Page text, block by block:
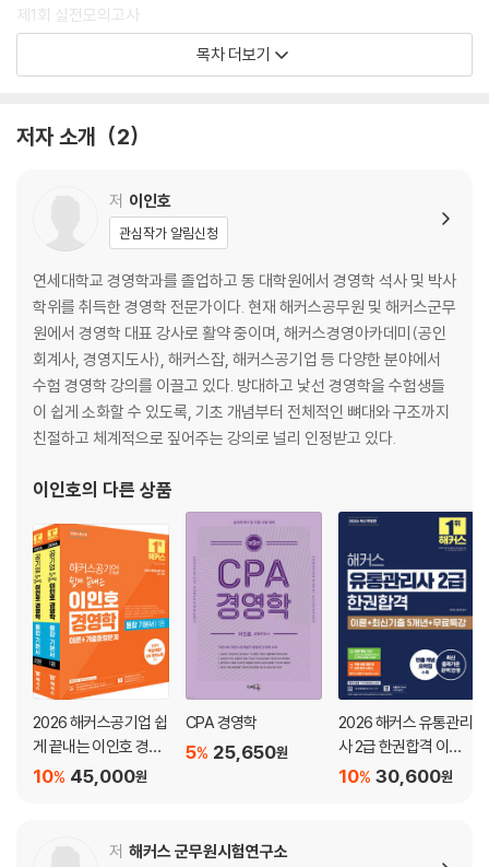
제1회 실전모의고사
제2회 실전모의고사
OMR 답안지(5회분)
입실 5분 전! 점수 끌어올리는 국어 핵심포인트
입실 5분 전! 점수 끌어올리는 행정법 핵심지문
입실 5분 전! 점수 끌어올리는 경영학 핵심지문
목차 더보기
저자 소개 2
저 이인호
관심작가 알림신청
연세대학교 경영학과를 졸업하고 동 대학원에서 경영학 석사 및 박사
학위를 취득한 경영학 전문가이다. 현재 해커스공무원 및 해커스군무
원에서 경영학 대표 강사로 활약 중이며, 해커스경영아카데미(공인
회계사, 경영지도사), 해커스잡, 해커스공기업 등 다양한 분야에서
수험 경영학 강의를 이끌고 있다. 방대하고 낯선 경영학을 수험생들
이 쉽게 소화할 수 있도록, 기초 개념부터 전체적인 뼈대와 구조까지
친절하고 체계적으로 짚어주는 강의로 널리 인정받고 있다.
이인호의 다른 상품
2026 해커스공기업 쉽
게 끝내는 이인호 경영
학 통합 기본서
45,000원
10%
CPA 경영학
25,650원
5%
2026 해커스 유통관리
사 2급 한권합격 이론
+최신기출+무료특강
30,600원
10%
저 해커스 군무원시험연구소